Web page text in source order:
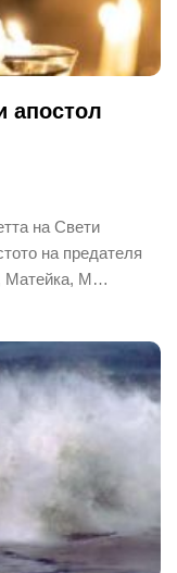
апостол
на Свети
на предателя
Матейка, М…